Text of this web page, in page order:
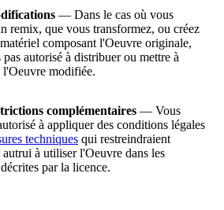
— Dans le cas où vous
remix, que vous transformez, ou créez
composant l'Oeuvre originale,
pas autorisé à distribuer ou mettre à
modifiée.
complémentaires — Vous
à appliquer des conditions légales
techniques qui restreindraient
autrui à utiliser l'Oeuvre dans les
par la licence.